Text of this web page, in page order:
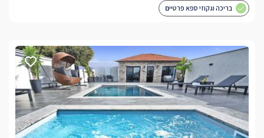
בריכה וגקוזי ספא פרטיים